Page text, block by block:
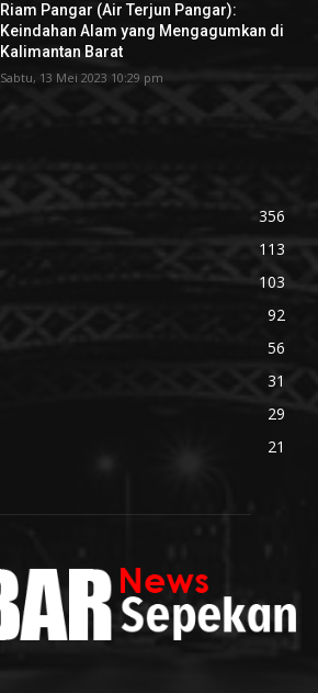
Riam Pangar (Air Terjun Pangar):
Keindahan Alam yang Mengagumkan di
Kalimantan Barat
Sabtu, 13 Mei 2023 10:29 pm
356
113
103
92
56
31
29
21